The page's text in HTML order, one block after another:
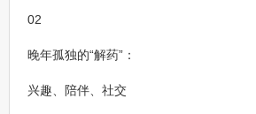
02
晚年孤独的“解药”：
兴趣、陪伴、社交